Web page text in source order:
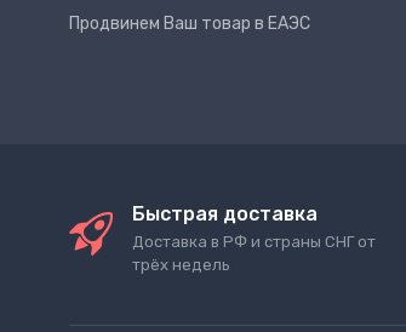
Продвинем Ваш товар в ЕАЭС
Быстрая доставка
Доставка в РФ и страны СНГ от
трёх недель